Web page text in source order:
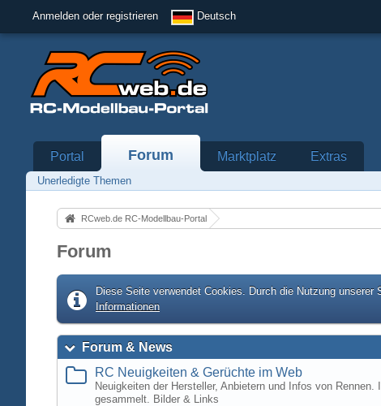
Anmelden oder registrieren Deutsch
Portal Forum Marktplatz Extras
Unerledigte Themen
RCweb.de RC-Modellbau-Portal
Forum
Diese Seite verwendet Cookies. Durch die Nutzung
Informationen
Forum & News
RC Neuigkeiten & Gerüchte im Web
Neuigkeiten der Hersteller, Anbietern und Infos von Rennen.
gesammelt. Bilder & Links